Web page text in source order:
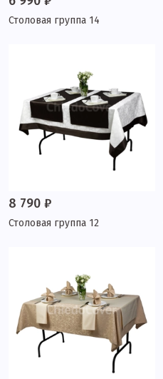
Столовая группа 14
8 790 ₽
Столовая группа 12